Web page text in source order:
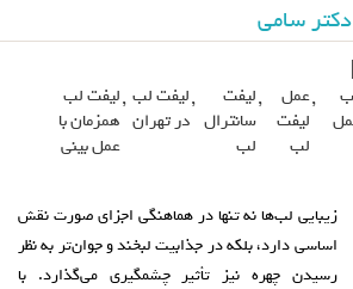
سامی
|
,عمل
لیفت
لب
,لیفت
سانترال
لب
,لیفت لب
در تهران
,لیفت لب
همزمان با
عمل بینی
زیبایی لب‌ها نه تنها در هماهنگی اجزای صورت نقش
اساسی دارد، بلکه در جذابیت لبخند و جوان‌تر به نظر
رسیدن چهره نیز تأثیر چشمگیری می‌گذارد. با